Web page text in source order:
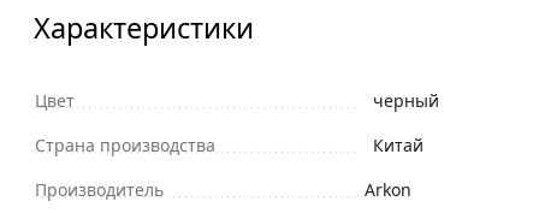
Характеристики
Цвет
черный
Страна производства
Китай
Производитель
Arkon